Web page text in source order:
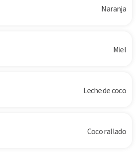
Naranja
Miel
Leche de coco
Coco rallado